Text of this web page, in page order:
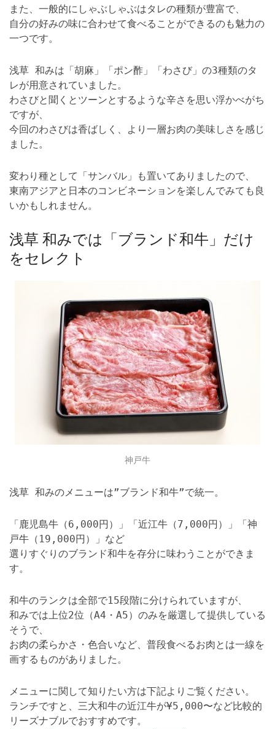
また、一般的にしゃぶしゃぶはタレの種類が豊富で、
自分の好みの味に合わせて食べることができるのも魅力の
一つです。
浅草 和みは「胡麻」「ポン酢」「わさび」の3種類のタ
レが用意されていました。
わさびと聞くとツーンとするような辛さを思い浮かべがち
ですが、
今回のわさびは香ばしく、より一層お肉の美味しさを感じ
ました。
変わり種として「サンバル」も置いてありましたので、
東南アジアと日本のコンビネーションを楽しんでみても良
いかもしれません。
浅草 和みでは「ブランド和牛」だけ
をセレクト
神戸牛
浅草 和みのメニューは”ブランド和牛”で統一。
「鹿児島牛（6,000円）」「近江牛（7,000円）」「神
戸牛（19,000円）」など
選りすぐりのブランド和牛を存分に味わうことができま
す。
和牛のランクは全部で15段階に分けられていますが、
和みでは上位2位（A4・A5）のみを厳選して提供している
そうで、
お肉の柔らかさ・色合いなど、普段食べるお肉とは一線を
画するものがありました。
メニューに関して知りたい方は下記よりご覧ください。
ランチですと、三大和牛の近江牛が¥5,000〜など比較的
リーズナブルでおすすめです。